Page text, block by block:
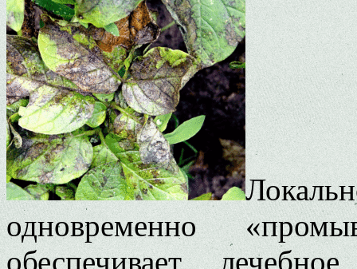
одновременно
обеспечивает